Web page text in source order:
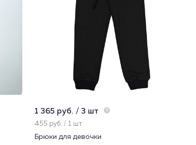
1 365 руб. / 3 шт
455 руб. / 1 шт
Брюки для девочки